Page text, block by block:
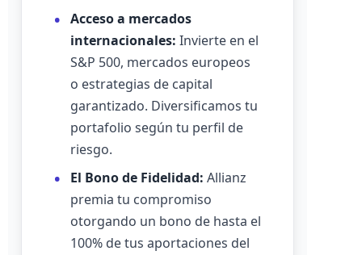
Acceso a mercados
internacionales: Invierte en el
S&P 500, mercados europeos
o estrategias de capital
garantizado. Diversificamos tu
portafolio según tu perfil de
riesgo.
El Bono de Fidelidad: Allianz
premia tu compromiso
otorgando un bono de hasta el
100% de tus aportaciones del